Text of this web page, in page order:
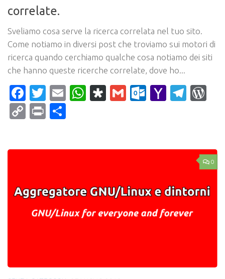
correlate.
Sveliamo cosa serve la ricerca correlata nel tuo sito.
Come notiamo in diversi post che troviamo sui motori di
ricerca quando cerchiamo qualche cosa notiamo dei siti
che hanno queste ricerche correlate, dove ho...
Facebook
Twitter
EmailWhatsApp
Diaspora
Gmail Yahoo
CopyPrint
0